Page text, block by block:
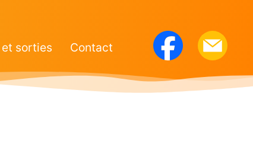
sorties Contact